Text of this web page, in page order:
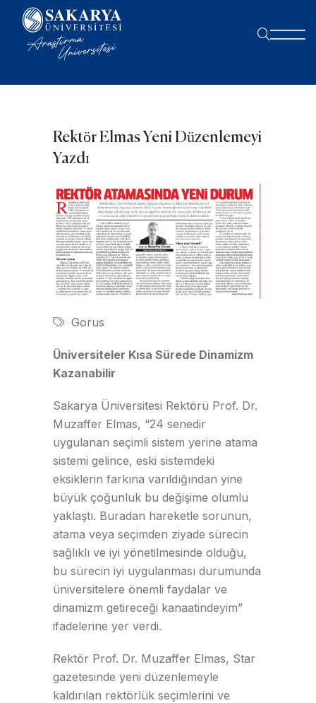
Rektör Elmas Yeni Düzenlemeyi
Yazdı
Gorus
Üniversiteler Kısa Sürede Dinamizm
Kazanabilir
Sakarya Üniversitesi Rektörü Prof. Dr.
Muzaffer Elmas, “24 senedir
uygulanan seçimli sistem yerine atama
sistemi gelince, eski sistemdeki
eksiklerin farkına varıldığından yine
büyük çoğunluk bu değişime olumlu
yaklaştı. Buradan hareketle sorunun,
atama veya seçimden ziyade sürecin
sağlıklı ve iyi yönetilmesinde olduğu,
bu sürecin iyi uygulanması durumunda
üniversitelere önemli faydalar ve
dinamizm getireceği kanaatindeyim”
ifadelerine yer verdi.
Rektör Prof. Dr. Muzaffer Elmas, Star
gazetesinde yeni düzenlemeyle
kaldırılan rektörlük seçimlerini ve